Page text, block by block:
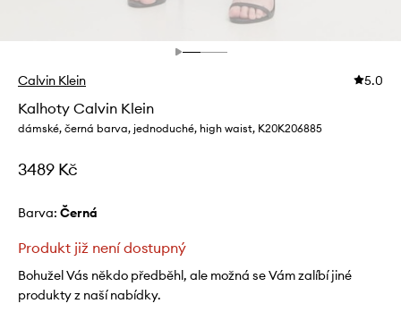
Calvin Klein 5.0
Kalhoty Calvin Klein
dámské, černá barva, jednoduché, high waist, K20K206885
3489 Kč
Barva: černá
Produkt již není dostupný
Bohužel Vás někdo předběhl, ale možná se Vám zalíbí jiné
produkty z naší nabídky.